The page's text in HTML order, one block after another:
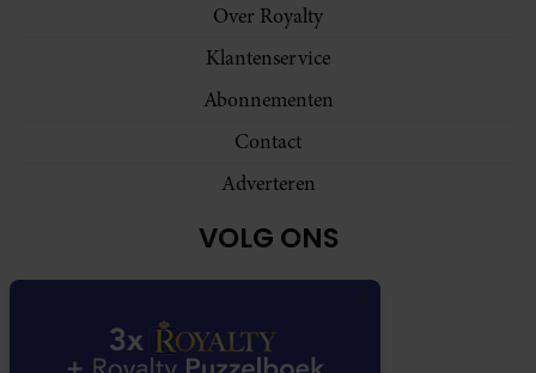
Over Royalty
Klantenservice
Abonnementen
Contact
Adverteren
VOLG ONS